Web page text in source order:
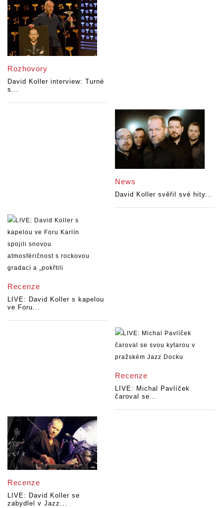
Rozhovory
David Koller interview: Turné
s...
News
David Koller svěřil své hity...
Recenze
LIVE: David Koller s kapelou
ve Foru...
Recenze
LIVE: Michal Pavlíček
čaroval se...
Recenze
LIVE: David Koller se
zabydlel v Jazz...